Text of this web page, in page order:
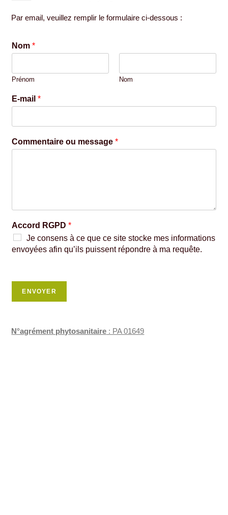
Par email, veuillez remplir le formulaire ci-dessous :
Nom*
Prénom Nom
E-mail*
Commentaire ou message*
Accord RGPD*
Je consens à ce que ce site stocke mes informations
envoyées afin qu’ils puissent répondre à ma requête.
ENVOYER
N°agrément phytosanitaire : PA 01649